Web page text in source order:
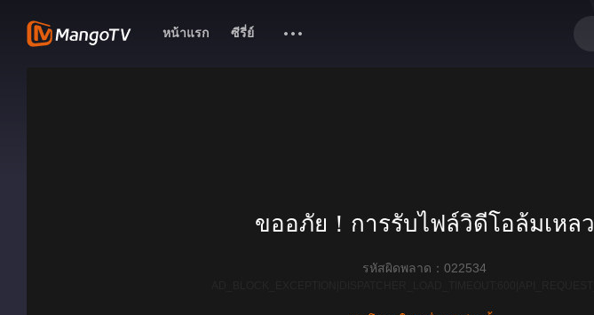
หน้าแรก ซีรี่ย์
ขออภัย！การรับไฟล์วิดีโอล้มเหลว
รหัสผิดพลาด：022534